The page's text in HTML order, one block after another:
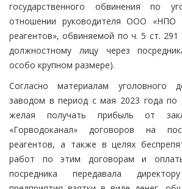
государственного обвинения по
отношении руководителя ООО «НПО
реагентов», обвиняемой по ч. 5 ст.
должностному лицу через
особо крупном размере).
Согласно материалам уголовного
заводом в период с мая 2023 года по
желая получать прибыль от
«Горводоканал» договоров на
реагентов, а также в целях
работ по этим договорам и
посредника передавала